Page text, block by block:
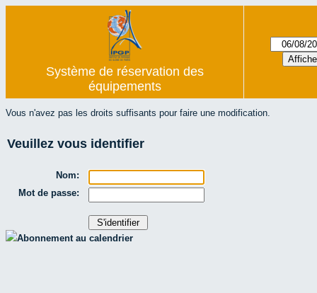
Système de réservation des
équipements
Vous n'avez pas les droits suffisants pour faire une modification.
Veuillez vous identifier
Nom:
Mot de passe:
Abonnement au calendrier